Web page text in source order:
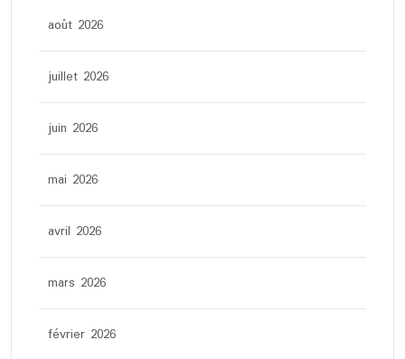
août 2026
juillet 2026
juin 2026
mai 2026
avril 2026
mars 2026
février 2026